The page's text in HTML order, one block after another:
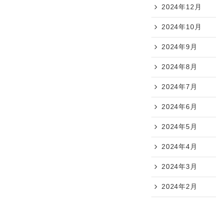
2024年12月
2024年10月
2024年9月
2024年8月
2024年7月
2024年6月
2024年5月
2024年4月
2024年3月
2024年2月